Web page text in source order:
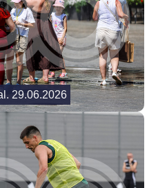
29.06.2026